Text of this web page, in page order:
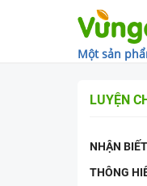
Một sản
LUYỆN
NHẬN BIẾT
THÔNG